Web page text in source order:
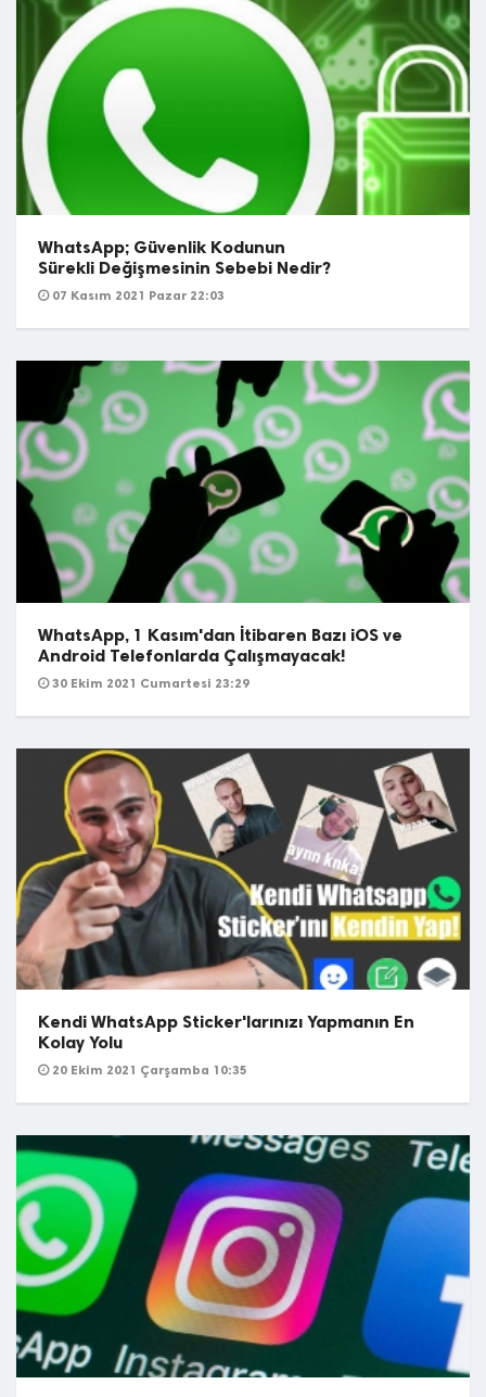
WhatsApp; Güvenlik Kodunun
Sürekli Değişmesinin Sebebi Nedir?
07 Kasım 2021 Pazar 22:03
WhatsApp, 1 Kasım'dan İtibaren Bazı iOS ve
Android Telefonlarda Çalışmayacak!
30 Ekim 2021 Cumartesi 23:29
Kendi WhatsApp Sticker'larınızı Yapmanın En
Kolay Yolu
20 Ekim 2021 Çarşamba 10:35